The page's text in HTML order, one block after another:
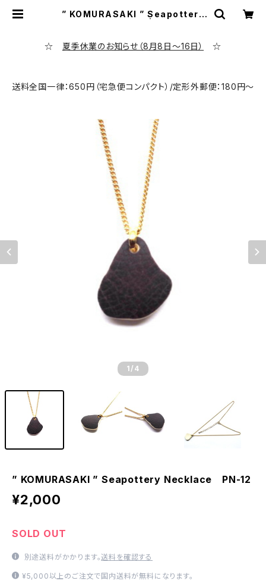
” KOMURASAKI ” Seapottery
☆ 夏季休業のお知らせ（8月8日～16日） ☆
送料全国一律：650円（宅急便コンパクト）/定形外郵便：180円～
1 /4
” KOMURASAKI ” Seapottery Necklace PN-12
¥2,000
SOLD OUT
別途送料がかかります。送料を確認する
¥5,000以上のご注文で国内送料が無料になります。